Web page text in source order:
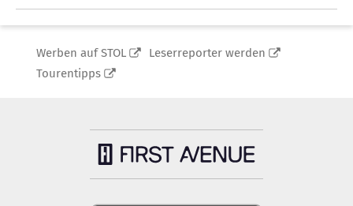
Werben auf STOL
Leserreporter werden
Tourentipps